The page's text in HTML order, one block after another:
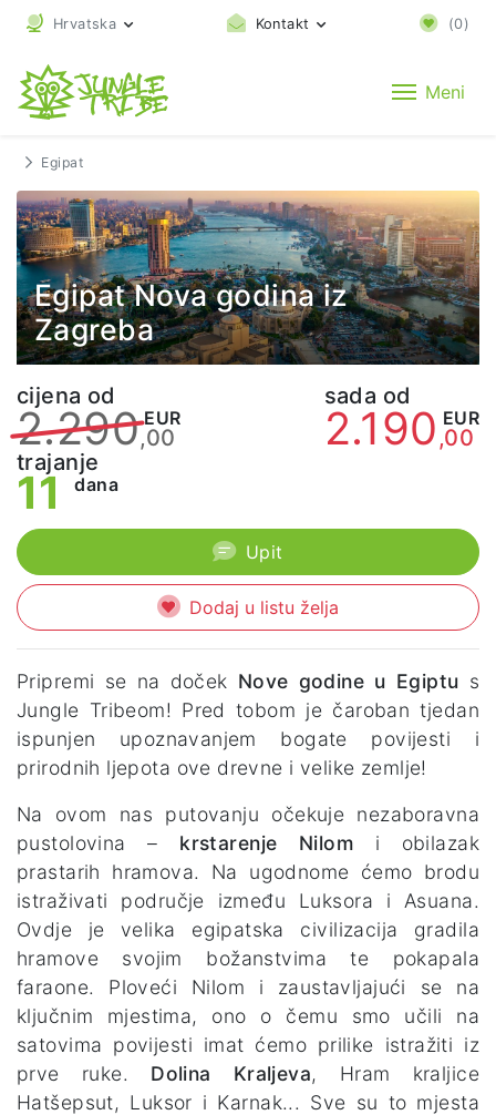
Hrvatska Kontakt (0)
Meni
Egipat
Egipat Nova godina iz
Zagreba
cijena od
2.290 EUR
,00
sada od
2.190 EUR
,00
trajanje
11 dana
Upit
Dodaj u listu želja
Pripremi se na doček Nove godine u Egiptu s
Jungle Tribeom! Pred tobom je čaroban tjedan
ispunjen upoznavanjem bogate povijesti i
prirodnih ljepota ove drevne i velike zemlje!
Na ovom nas putovanju očekuje nezaboravna
pustolovina – krstarenje Nilom i obilazak
prastarih hramova. Na ugodnome ćemo brodu
istraživati područje između Luksora i Asuana.
Ovdje je velika egipatska civilizacija gradila
hramove svojim božanstvima te pokapala
faraone. Ploveći Nilom i zaustavljajući se na
ključnim mjestima, ono o čemu smo učili na
satovima povijesti imat ćemo prilike istražiti iz
prve ruke. Dolina Kraljeva, Hram kraljice
Hatšepsut, Luksor i Karnak... Sve su to mjesta